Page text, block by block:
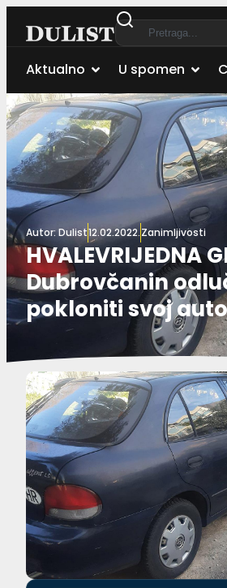
Aktualno U spomen
Autor:Dulist12.02.2022.Zanimljivosti
HVALEVRIJEDNA
Dubrovčanin
pokloniti svoj